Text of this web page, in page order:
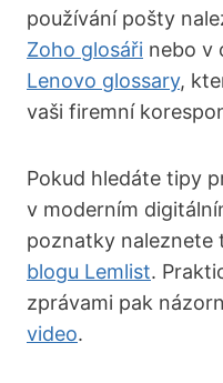
používání pošty
Zoho glosáři nebo v
Lenovo glossary,
vaši firemní
Pokud hledáte tipy
v moderním
poznatky naleznete
blogu Lemlist.
zprávami pak
video.